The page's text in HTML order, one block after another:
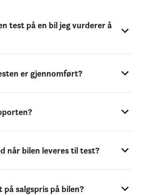
test på en bil jeg vurderer å
er gjennomført?
når bilen leveres til test?
på salgspris på bilen?